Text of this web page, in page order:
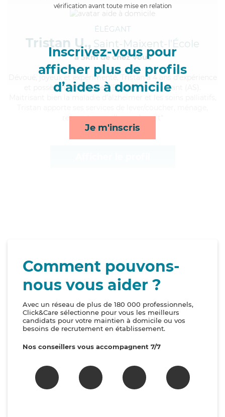
vérification avant toute mise en relation
Inscrivez-vous pour
afficher plus de profils
d’aides à domicile
Je m'inscris
ÉLÉGANT
Tristan U., Saint-Maixent-l'École
à 5km de chez Vous
, joyeux et expérimenté, Tristan a 4 ans d'expérience
et possède un diplôme d'Etat d'aide-soignant (AS).
repas et surveillance de nuit*
Comment pouvons-
nous vous aider ?
Avec un réseau de plus de 180 000 professionnels,
Click&Care sélectionne pour vous les meilleurs
candidats pour votre maintien à domicile ou vos
besoins de recrutement en établissement.
Nos conseillers vous accompagnent 7/7